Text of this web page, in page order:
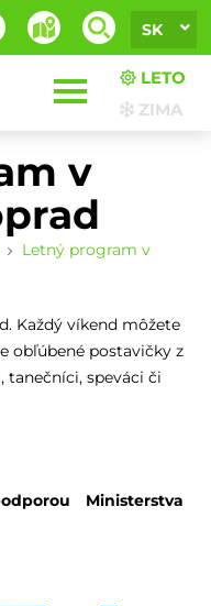
SK
LETO
ZIMA
v
Letný program v
Každý víkend môžete
obľúbené postavičky z
tanečníci, speváci či
Ministerstva